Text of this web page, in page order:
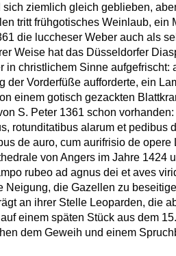
sich ziemlich gleich geblieben,
tritt frühgotisches Weinlaub, ein
die luccheser Weber auch als
Weise hat das Düsseldorfer
in christlichem Sinne aufgefrischt:
der Vorderfüße aufforderte, ein
einem gotisch gezackten
S. Peter 1361 schon
rotunditatibus alarum et pedibus
de auro, cum aurifrisio de
von Angers im Jahre 1424
rubeo ad agnus dei et aves
Neigung, die Gazellen zu
an ihrer Stelle Leoparden, die
einem späten Stück aus dem
dem Geweih und einem